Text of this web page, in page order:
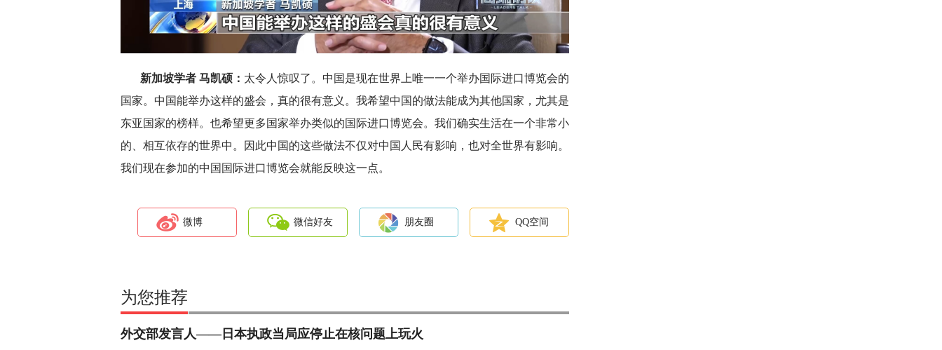
新加坡学者 马凯硕： 太令人惊叹了。中国是现在世界上唯一一个举办国际进口博览会的
国家。中国能举办这样的盛会，真的很有意义。我希望中国的做法能成为其他国家，尤其是
东亚国家的榜样。也希望更多国家举办类似的国际进口博览会。我们确实生活在一个非常小
的、相互依存的世界中。因此中国的这些做法不仅对中国人民有影响，也对全世界有影响。
我们现在参加的中国国际进口博览会就能反映这一点。
微博 微信好友 朋友圈 QQ空间
为您推荐
外交部发言人——日本执政当局应停止在核问题上玩火